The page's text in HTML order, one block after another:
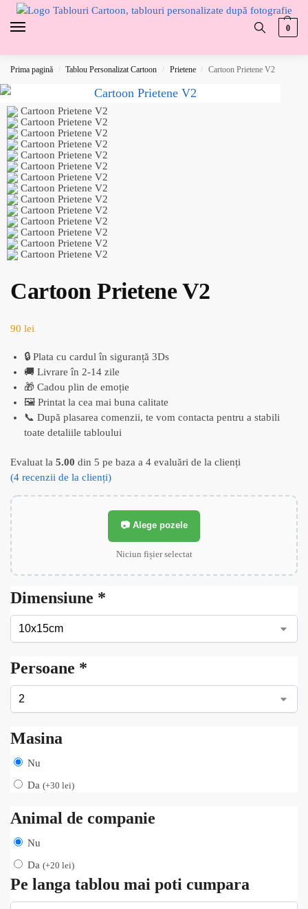
0
Prima pagină / Tablou Personalizat Cartoon / Prietene / Cartoon Prietene V2
Cartoon Prietene V2
90 lei
🔒 Plata cu cardul în siguranță 3Ds
🚚 Livrare în 2-14 zile
🎁 Cadou plin de emoție
🖼️ Printat la cea mai buna calitate
📞 După plasarea comenzii, te vom contacta pentru a stabili
toate detaliile tabloului
Evaluat la 5.00 din 5 pe baza a 4 evaluări de la clienți
(4 recenzii de la clienți)
📷 Alege pozele
Niciun fișier selectat
Dimensiune *
Persoane *
Masina
Nu
Da (+30 lei)
Animal de companie
Nu
Da (+20 lei)
Pe langa tablou mai poti cumpara